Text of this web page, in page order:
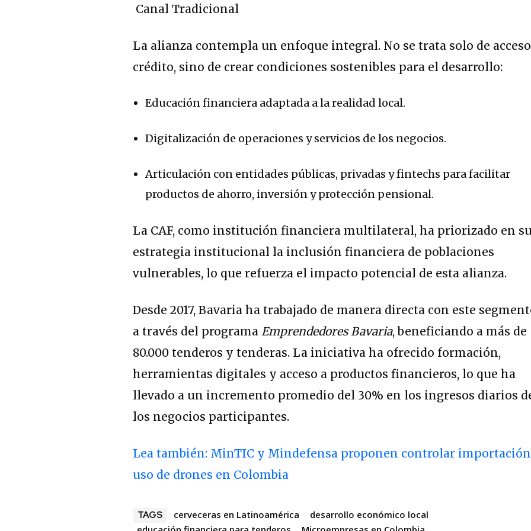
La alianza contempla un enfoque integral. No se trata solo de
crédito, sino de crear condiciones sostenibles para el desarrollo:
Educación financiera adaptada a la realidad local.
Digitalización de operaciones y servicios de los negocios.
Articulación con entidades públicas, privadas y fintechs para facilitar
productos de ahorro, inversión y protección pensional.
La CAF, como institución financiera multilateral, ha priorizado en
estrategia institucional la inclusión financiera de poblaciones
vulnerables, lo que refuerza el impacto potencial de esta alianza.
Desde 2017, Bavaria ha trabajado de manera directa con este
a través del programaEmprendedores Bavaria, beneficiando a más de
80.000 tenderos y tenderas. La iniciativa ha ofrecido formación,
herramientas digitales y acceso a productos financieros, lo que ha
llevado a un incremento promedio del 30% en los ingresos diarios
los negocios participantes.
Lea también: MinTIC y Mindefensa proponen controlar
uso de drones en Colombia
TAGS cerveceras en Latinoamérica
desarrollo económico local